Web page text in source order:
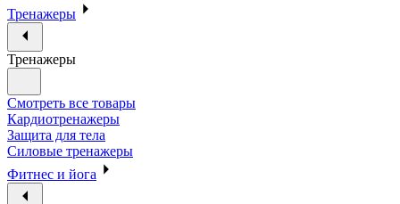
Тренажеры
Тренажеры
Смотреть все товары
Кардиотренажеры
Защита для тела
Силовые тренажеры
Фитнес и йога